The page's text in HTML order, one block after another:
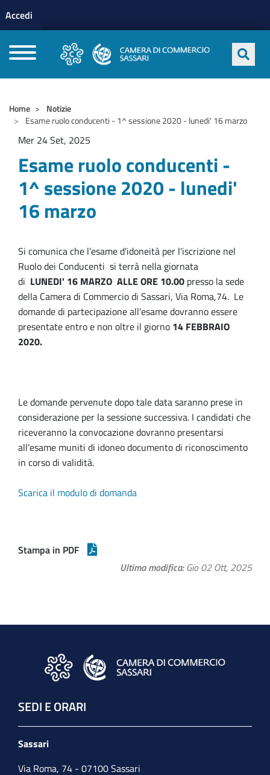
profilo utente
Accedi
Home
Notizie
Esame ruolo conducenti - 1^ sessione 2020 - lunedi' 16 marzo
Mer 24 Set, 2025
Esame ruolo conducenti -
1^ sessione 2020 - lunedi'
16 marzo
Si comunica che l’esame d'idoneità per l'iscrizione nel
Ruolo dei Conducenti si terrà nella giornata
di LUNEDI' 16 MARZO ALLE ORE 10.00 presso la sede
della Camera di Commercio di Sassari, Via Roma,74. Le
domande di partecipazione all'esame dovranno essere
presentate entro e non oltre il giorno 14 FEBBRAIO
2020.
Le domande pervenute dopo tale data saranno prese in
considerazione per la sessione successiva. I candidati che
riceveranno la convocazione dovranno presentarsi
all'esame muniti di idoneo documento di riconoscimento
in corso di validità.
Scarica il modulo di domanda
Stampa in PDF
Ultima modifica Gio 02 Ott, 2025
SEDI E ORARI
Sassari
Via Roma, 74 - 07100 Sassari